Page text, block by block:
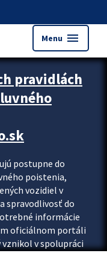
Menu menu
pravidlách
postupne do
poistenia,
vozidiel v
spravodlivosť do
informácie
oficiálnom portáli
v spolupráci